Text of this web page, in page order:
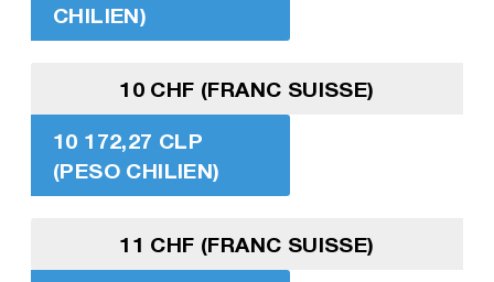
CHILIEN)
10 CHF (FRANC SUISSE)
10 172,27 CLP
(PESO CHILIEN)
11 CHF (FRANC SUISSE)